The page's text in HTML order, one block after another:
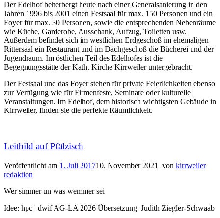
Der Edelhof beherbergt heute nach einer Generalsanierung in den
Jahren 1996 bis 2001 einen Festsaal für max. 150 Personen und ein
Foyer für max. 30 Personen, sowie die entsprechenden Nebenräume
wie Küche, Garderobe, Ausschank, Aufzug, Toiletten usw.
Außerdem befindet sich im westlichen Erdgeschoß im ehemaligen
Rittersaal ein Restaurant und im Dachgeschoß die Bücherei und der
Jugendraum. Im östlichen Teil des Edelhofes ist die
Begegnungsstätte der Kath. Kirche Kirrweiler untergebracht.
Der Festsaal und das Foyer stehen für private Feierlichkeiten ebenso
zur Verfügung wie für Firmenfeste, Seminare oder kulturelle
Veranstaltungen. Im Edelhof, dem historisch wichtigsten Gebäude in
Kirrweiler, finden sie die perfekte Räumlichkeit.
Leitbild auf Pfälzisch
Veröffentlicht am 1. Juli 201710. November 2021 von kirrweiler
redaktion
Wer simmer un was wemmer sei
Idee: hpc | dwif AG-LA 2026 Übersetzung: Judith Ziegler-Schwaab